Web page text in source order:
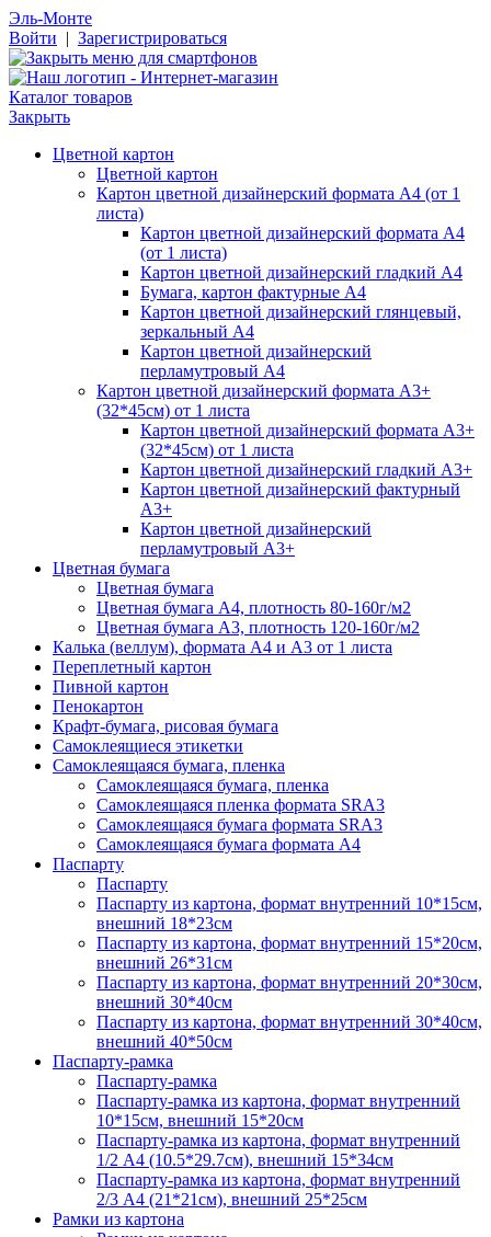
Эль-Монте
Войти | Зарегистрироваться
Каталог товаров
Закрыть
Цветной картон
Цветной картон
Картон цветной дизайнерский формата А4 (от 1
листа)
Картон цветной дизайнерский формата А4
(от 1 листа)
Картон цветной дизайнерский гладкий А4
Бумага, картон фактурные А4
Картон цветной дизайнерский глянцевый,
зеркальный А4
Картон цветной дизайнерский
перламутровый А4
Картон цветной дизайнерский формата А3+
(32*45см) от 1 листа
Картон цветной дизайнерский формата А3+
(32*45см) от 1 листа
Картон цветной дизайнерский гладкий А3+
Картон цветной дизайнерский фактурный
А3+
Картон цветной дизайнерский
перламутровый А3+
Цветная бумага
Цветная бумага
Цветная бумага А4, плотность 80-160г/м2
Цветная бумага А3, плотность 120-160г/м2
Калька (веллум), формата А4 и А3 от 1 листа
Переплетный картон
Пивной картон
Пенокартон
Крафт-бумага, рисовая бумага
Самоклеящиеся этикетки
Самоклеящаяся бумага, пленка
Самоклеящаяся бумага, пленка
Самоклеящаяся пленка формата SRА3
Самоклеящаяся бумага формата SRА3
Самоклеящаяся бумага формата А4
Паспарту
Паспарту
Паспарту из картона, формат внутренний 10*15см,
внешний 18*23см
Паспарту из картона, формат внутренний 15*20см,
внешний 26*31см
Паспарту из картона, формат внутренний 20*30см,
внешний 30*40см
Паспарту из картона, формат внутренний 30*40см,
внешний 40*50см
Паспарту-рамка
Паспарту-рамка
Паспарту-рамка из картона, формат внутренний
10*15см, внешний 15*20см
Паспарту-рамка из картона, формат внутренний
1/2 А4 (10.5*29.7см), внешний 15*34см
Паспарту-рамка из картона, формат внутренний
2/3 А4 (21*21см), внешний 25*25см
Рамки из картона